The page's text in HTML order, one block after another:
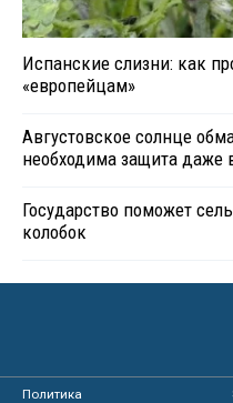
Испанские слизни: как
«европейцам»
Августовское солнце
необходима защита даже
Государство поможет
колобок
Политика